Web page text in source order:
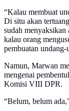
“Kalau membuat
Di situ akan
sudah menyaksikan
kalau orang
pembuatan
Namun, Marwan
mengenai
Komisi VIII DPR.
“Belum, belum